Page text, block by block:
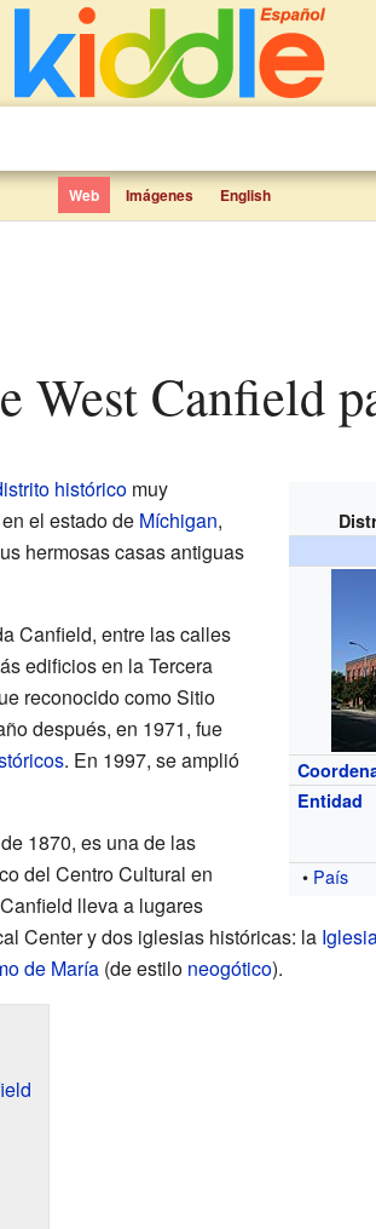
Web Imágenes English
West Canfield
Entidad
• País
históricomuy
el estado de Míchigan,
hermosas casas antiguas
Canfield, entre las calles
edificios en la Tercera
reconocido como Sitio
después, en 1971, fue
. En 1997, se amplió
1870, es una de las
del Centro Cultural en
lleva a lugares
Center y dos iglesias históricas: la
de María(de estilo neogótico).